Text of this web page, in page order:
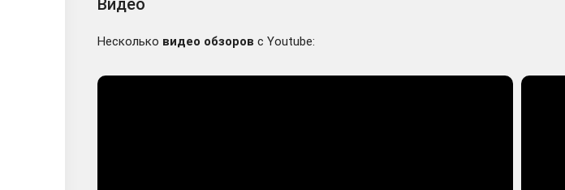
Видео
Несколько видео обзоров с Youtube: